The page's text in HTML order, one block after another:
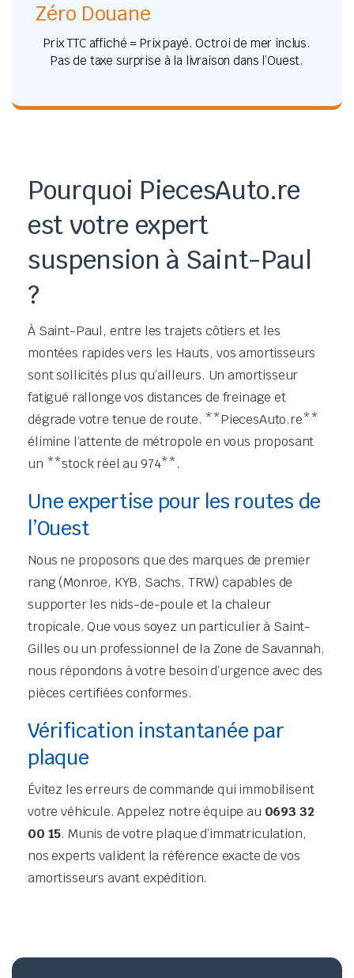
Zéro Douane
Prix TTC affiché = Prix payé. Octroi de mer inclus.
Pas de taxe surprise à la livraison dans l’Ouest.
Pourquoi PiecesAuto.re
est votre expert
suspension à Saint-Paul
?
À Saint-Paul, entre les trajets côtiers et les
montées rapides vers les Hauts, vos amortisseurs
sont sollicités plus qu’ailleurs. Un amortisseur
fatigué rallonge vos distances de freinage et
dégrade votre tenue de route. **PiecesAuto.re**
élimine l’attente de métropole en vous proposant
un **stock réel au 974**.
Une expertise pour les routes de
l’Ouest
Nous ne proposons que des marques de premier
rang (Monroe, KYB, Sachs, TRW) capables de
supporter les nids-de-poule et la chaleur
tropicale. Que vous soyez un particulier à Saint-
Gilles ou un professionnel de la Zone de Savannah,
nous répondons à votre besoin d’urgence avec des
pièces certifiées conformes.
Vérification instantanée par
plaque
Évitez les erreurs de commande qui immobilisent
votre véhicule. Appelez notre équipe au 0693 32
00 15. Munis de votre plaque d’immatriculation,
nos experts valident la référence exacte de vos
amortisseurs avant expédition.